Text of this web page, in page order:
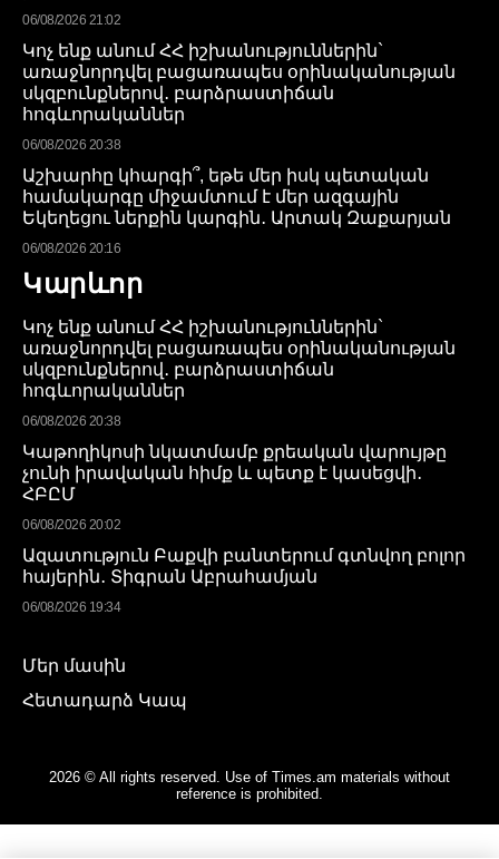
06/08/2026 21:02
Կոչ ենք անում ՀՀ իշխանություններին`
առաջնորդվել բացառապես օրինականության
սկզբունքներով․ բարձրաստիճան
հոգևորականներ
06/08/2026 20:38
Աշխարհը կհարգի՞, եթե մեր իսկ պետական
համակարգը միջամտում է մեր ազգային
Եկեղեցու ներքին կարգին․ Արտակ Զաքարյան
06/08/2026 20:16
Կարևոր
Կոչ ենք անում ՀՀ իշխանություններին`
առաջնորդվել բացառապես օրինականության
սկզբունքներով․ բարձրաստիճան
հոգևորականներ
06/08/2026 20:38
Կաթողիկոսի նկատմամբ քրեական վարույթը
չունի իրավական հիմք և պետք է կասեցվի․
ՀԲԸՄ
06/08/2026 20:02
Ազատություն Բաքվի բանտերում գտնվող բոլոր
հայերին․ Տիգրան Աբրահամյան
06/08/2026 19:34
Մեր մասին
Հետադարձ Կապ
2026 © All rights reserved. Use of Times.am materials without
reference is prohibited.